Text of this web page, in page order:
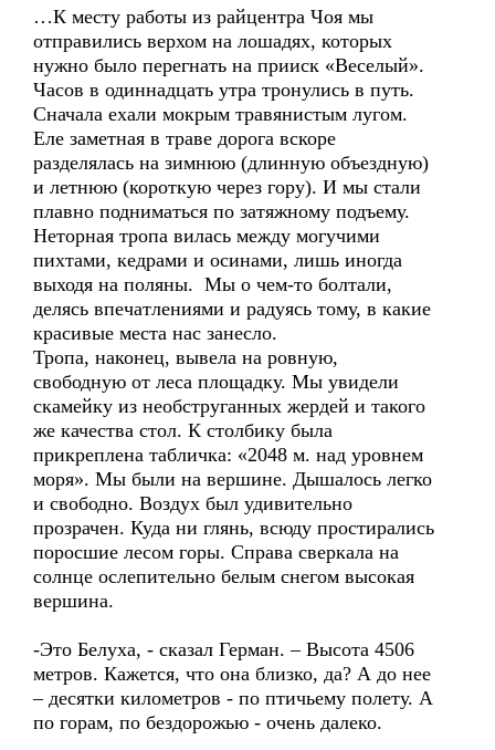
…К месту работы из райцентра Чоя мы
отправились верхом на лошадях, которых
нужно было перегнать на прииск «Веселый».
Часов в одиннадцать утра тронулись в путь.
Сначала ехали мокрым травянистым лугом.
Еле заметная в траве дорога вскоре
разделялась на зимнюю (длинную объездную)
и летнюю (короткую через гору). И мы стали
плавно подниматься по затяжному подъему.
Неторная тропа вилась между могучими
пихтами, кедрами и осинами, лишь иногда
выходя на поляны. Мы о чем-то болтали,
делясь впечатлениями и радуясь тому, в какие
красивые места нас занесло.
Тропа, наконец, вывела на ровную,
свободную от леса площадку. Мы увидели
скамейку из необструганных жердей и такого
же качества стол. К столбику была
прикреплена табличка: «2048 м. над уровнем
моря». Мы были на вершине. Дышалось легко
и свободно. Воздух был удивительно
прозрачен. Куда ни глянь, всюду простирались
поросшие лесом горы. Справа сверкала на
солнце ослепительно белым снегом высокая
вершина.
-Это Белуха, - сказал Герман. – Высота 4506
метров. Кажется, что она близко, да? А до нее
– десятки километров - по птичьему полету. А
по горам, по бездорожью - очень далеко.